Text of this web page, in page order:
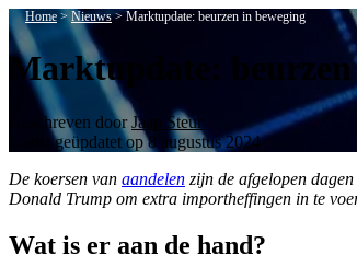
screen
reader,
press
"Ctrl
shortcut
activates
the
screen
to
Home > Nieuws>Marktupdate: beurzen in beweging
Marktupdate: beurzen
Geschreven doorJaap Steur
Laatst geüpdatet op 8 augustus 2024
De koersen van aandelen zijn de afgelopen
Donald Trump om extra importheffingen in te
Wat is er aan de hand?